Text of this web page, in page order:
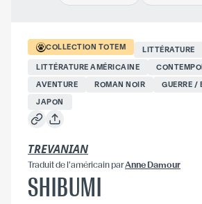
COLLECTION TOTEM
LITTÉRATURE
LITTÉRATURE AMÉRICAINE
AVENTURE
ROMAN NOIR
GUERRE /
JAPON
TREVANIAN
Traduitde l'américainparAnne Damour
SHIBUMI